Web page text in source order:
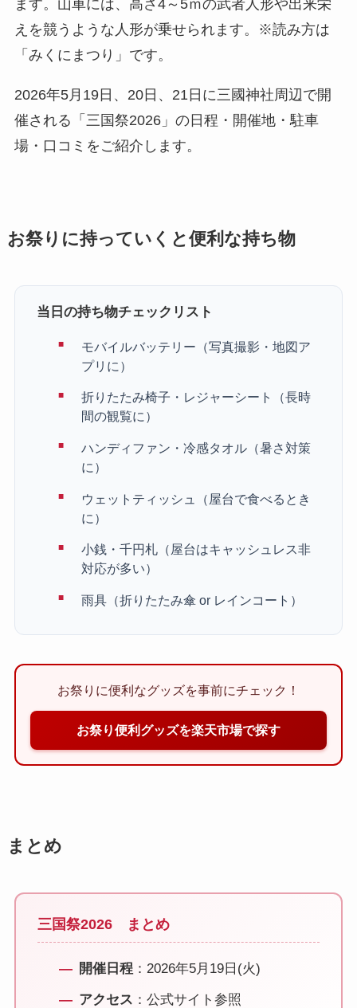
ます。山車には、高さ4～5ｍの武者人形や出来栄
えを競うような人形が乗せられます。※読み方は
「みくにまつり」です。
2026年5月19日、20日、21日に三國神社周辺で開
催される「三国祭2026」の日程・開催地・駐車
場・口コミをご紹介します。
お祭りに持っていくと便利な持ち物
当日の持ち物チェックリスト
モバイルバッテリー（写真撮影・地図ア
プリに）
折りたたみ椅子・レジャーシート（長時
間の観覧に）
ハンディファン・冷感タオル（暑さ対策
に）
ウェットティッシュ（屋台で食べるとき
に）
小銭・千円札（屋台はキャッシュレス非
対応が多い）
雨具（折りたたみ傘 or レインコート）
お祭りに便利なグッズを事前にチェック！
お祭り便利グッズを楽天市場で探す
まとめ
三国祭2026 まとめ
開催日程：2026年5月19日(火)
アクセス ：公式サイト参照